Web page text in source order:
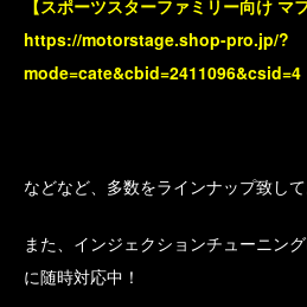
【スポーツスターファミリー向け マ
https://motorstage.shop-pro.jp/?
mode=cate&cbid=2411096&csid=4
などなど、多数をラインナップ致して
また、インジェクションチューニン
に随時対応中！